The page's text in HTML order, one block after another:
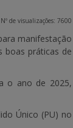
Nº de visualizações: 7600
manifestação
boas práticas de
o ano de 2025,
Único (PU) no